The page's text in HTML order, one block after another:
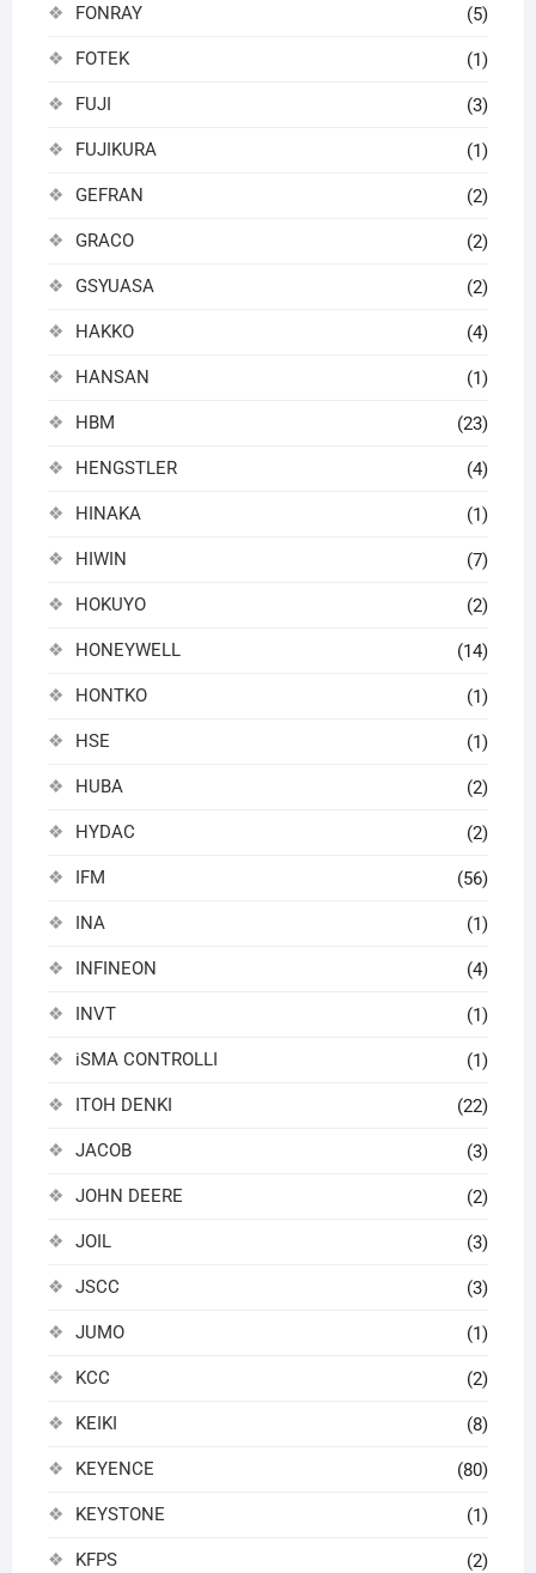
FONRAY (5)
FOTEK (1)
FUJI (3)
FUJIKURA (1)
GEFRAN (2)
GRACO (2)
GSYUASA (2)
HAKKO (4)
HANSAN (1)
HBM (23)
HENGSTLER (4)
HINAKA (1)
HIWIN (7)
HOKUYO (2)
HONEYWELL (14)
HONTKO (1)
HSE (1)
HUBA (2)
HYDAC (2)
IFM (56)
INA (1)
INFINEON (4)
INVT (1)
iSMA CONTROLLI (1)
ITOH DENKI (22)
JACOB (3)
JOHN DEERE (2)
JOIL (3)
JSCC (3)
JUMO (1)
KCC (2)
KEIKI (8)
KEYENCE (80)
KEYSTONE (1)
KFPS (2)